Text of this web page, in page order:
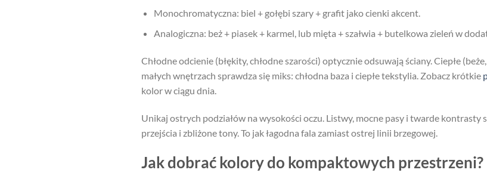
Monochromatyczna: biel + gołębi szary + grafit jako cienki akcent.
Analogiczna: beż + piasek + karmel, lub mięta + szałwia + butelkowa zieleń w
Chłodne odcienie (błękity, chłodne szarości) optycznie odsuwają ściany. Ciepłe
małych wnętrzach sprawdza się miks: chłodna baza i ciepłe tekstylia. Zobacz krótkie
kolor w ciągu dnia.
Unikaj ostrych podziałów na wysokości oczu. Listwy, mocne pasy i twarde kontrasty
przejścia i zbliżone tony. To jak łagodna fala zamiast ostrej linii brzegowej.
Jak dobrać kolory do kompaktowych przestrzeni?